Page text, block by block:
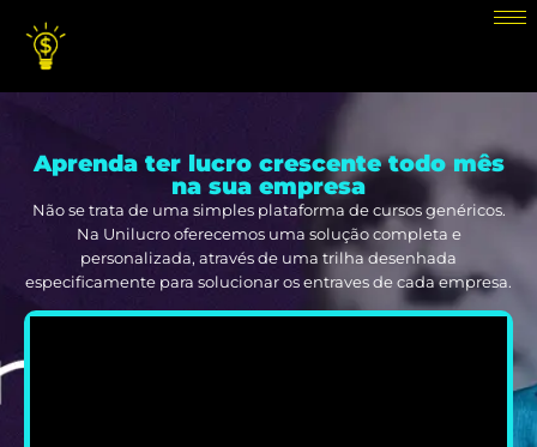
Aprenda ter lucro crescente todo mês
na sua empresa
Não se trata de uma simples plataforma de cursos genéricos.
Na Unilucro oferecemos uma solução completa e
personalizada, através de uma trilha desenhada
especificamente para solucionar os entraves de cada empresa.